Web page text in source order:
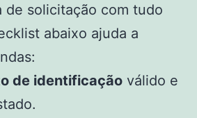
de solicitação com tudo
abaixo ajuda a
de identificação válido e